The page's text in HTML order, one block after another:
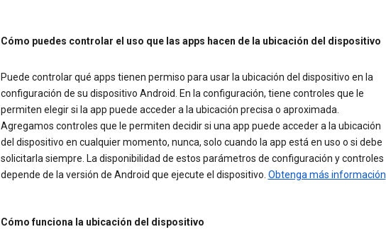
Cómo puedes controlar el uso que las apps hacen de la ubicación del dispositivo
Puede controlar qué apps tienen permiso para usar la ubicación del dispositivo en la
configuración de su dispositivo Android. En la configuración, tiene controles que le
permiten elegir si la app puede acceder a la ubicación precisa o aproximada.
Agregamos controles que le permiten decidir si una app puede acceder a la ubicación
del dispositivo en cualquier momento, nunca, solo cuando la app está en uso o si debe
solicitarla siempre. La disponibilidad de estos parámetros de configuración y controles
depende de la versión de Android que ejecute el dispositivo. Obtenga más información
Cómo funciona la ubicación del dispositivo